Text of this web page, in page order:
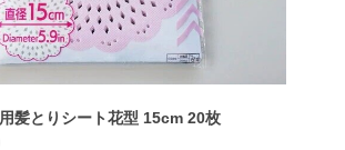
髪とりシート花型 15cm 20枚